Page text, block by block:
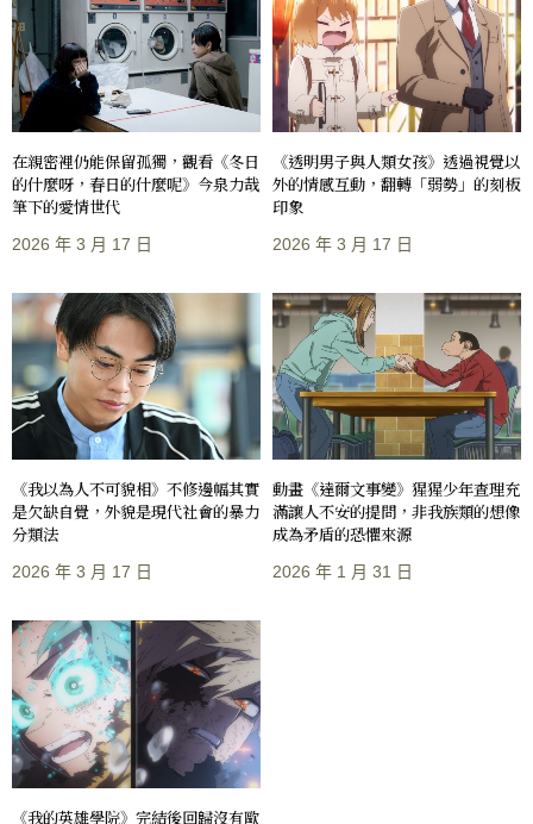
在親密裡仍能保留孤獨，觀看《冬日
的什麼呀，春日的什麼呢》今泉力哉
筆下的愛情世代
2026 年 3 月 17 日
《透明男子與人類女孩》透過視覺以
外的情感互動，翻轉「弱勢」的刻板
印象
2026 年 3 月 17 日
《我以為人不可貌相》不修邊幅其實
是欠缺自覺，外貌是現代社會的暴力
分類法
2026 年 3 月 17 日
動畫《達爾文事變》猩猩少年查理充
滿讓人不安的提問，非我族類的想像
成為矛盾的恐懼來源
2026 年 1 月 31 日
《我的英雄學院》完結後回歸沒有歐